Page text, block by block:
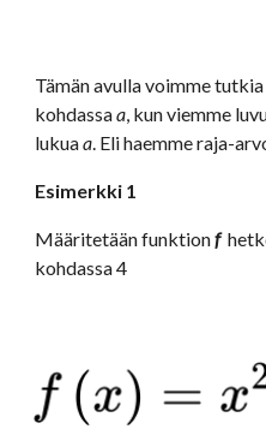
Tämän avulla voimme
kohdassa a, kun viemme
lukua a. Eli haemme raja-
Esimerkki 1
Määritetään funktion f
kohdassa 4